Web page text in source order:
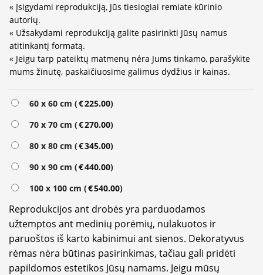
« Įsigydami reprodukciją, Jūs tiesiogiai remiate kūrinio
autorių.
« Užsakydami reprodukciją galite pasirinkti Jūsų namus
atitinkantį formatą.
« Jeigu tarp pateiktų matmenų nėra Jums tinkamo, parašykite
mums žinutę, paskaičiuosime galimus dydžius ir kainas.
60 x 60 cm (€225.00)
70 x 70 cm (€270.00)
80 x 80 cm (€345.00)
90 x 90 cm (€440.00)
100 x 100 cm (€540.00)
Reprodukcijos ant drobės yra parduodamos
užtemptos ant medinių porėmių, nulakuotos ir
paruoštos iš karto kabinimui ant sienos. Dekoratyvus
rėmas nėra būtinas pasirinkimas, tačiau gali pridėti
papildomos estetikos Jūsų namams. Jeigu mūsų
Alternative: